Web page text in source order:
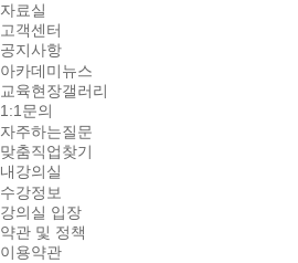
자료실
고객센터
공지사항
아카데미뉴스
교육현장갤러리
1:1문의
자주하는질문
맞춤직업찾기
내강의실
수강정보
강의실 입장
약관 및 정책
이용약관